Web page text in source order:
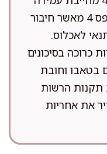
בתנאים משפטיים ומעשיים. טופס 4 מאשר חיבור
לאכלוס.
כרוכה בסיכונים
בטאבו וחובת
תקנות הרשות
את אחריות